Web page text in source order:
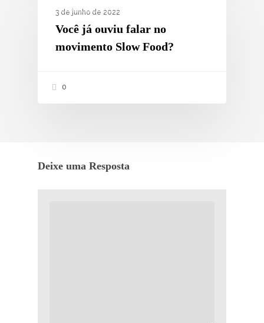
3 de junho de 2022
Você já ouviu falar no
movimento Slow Food?
0
Deixe uma Resposta